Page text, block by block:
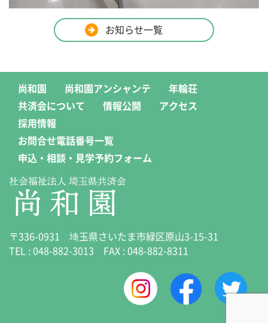
お知らせ一覧
尚和園 尚和園アンシャンテ
年輪荘
共済会について
情報公開
アクセス
採用情報
お問合せ電話番号一覧
申込・相談・見学予約フォーム
〒336-0931 埼玉県さいたま市緑区原山3-15-31
TEL :048-882-3013 FAX : 048-882-8311